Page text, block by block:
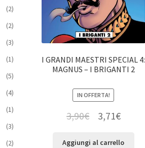
I GRANDI MAESTRI SPECIAL 4:
MAGNUS – I BRIGANTI 2
IN OFFERTA!
3,90€ 3,71€
Aggiungi al carrello
(2)
(2)
(3)
(1)
(5)
(4)
(1)
(3)
(2)